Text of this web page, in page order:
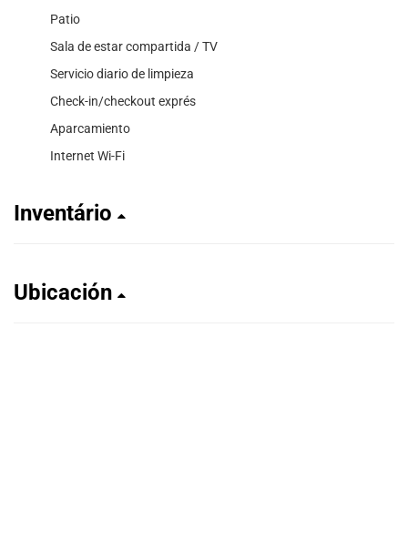
Patio
Sala de estar compartida / TV
Servicio diario de limpieza
Check-in/checkout exprés
Aparcamiento
Internet Wi-Fi
Inventário
Ubicación